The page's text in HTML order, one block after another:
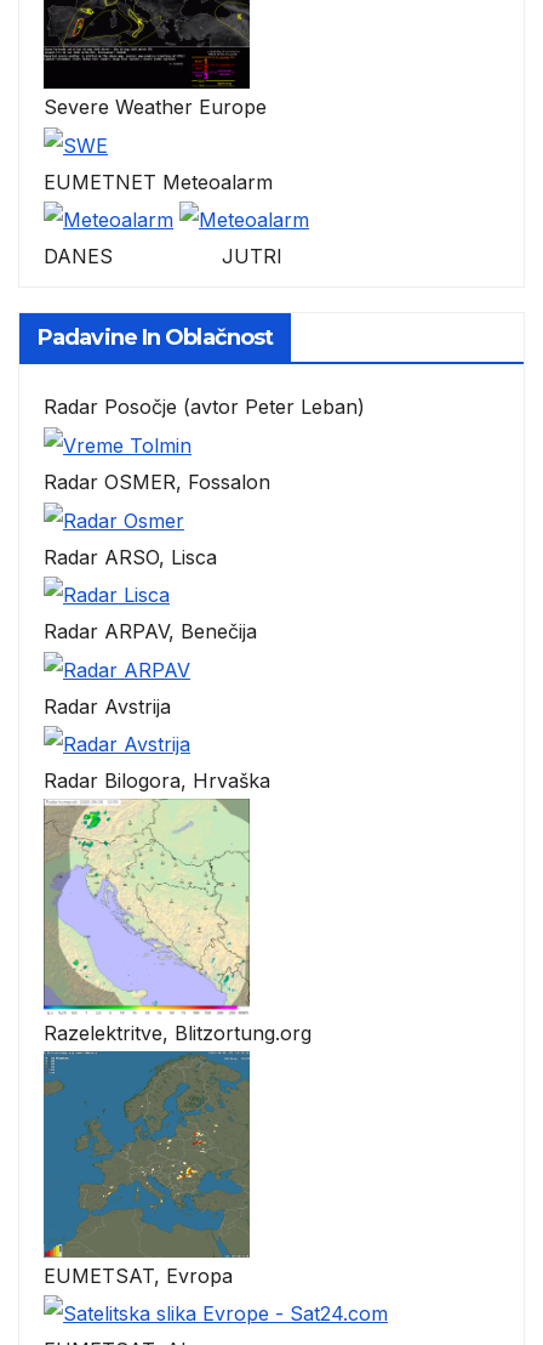
Severe Weather Europe
EUMETNET Meteoalarm
DANES JUTRI
Padavine In Oblačnost
Radar Posočje (avtor Peter Leban)
Radar OSMER, Fossalon
Radar ARSO, Lisca
Radar ARPAV, Benečija
Radar Avstrija
Radar Bilogora, Hrvaška
Razelektritve, Blitzortung.org
EUMETSAT, Evropa